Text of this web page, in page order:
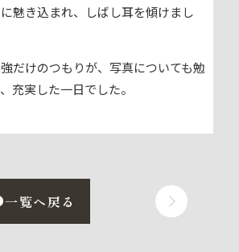
魅き込まれ、しばし耳を傾けまし
だけのつもりが、写真についても勉
充実した一日でした。
一覧へ戻る